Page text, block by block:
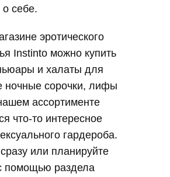
о себе.
эротического
Instinto можно купить
и халаты для
ночные сорочки, лифы
ассортименте
что-то интересное
гардероба.
или планируйте
помощью раздела